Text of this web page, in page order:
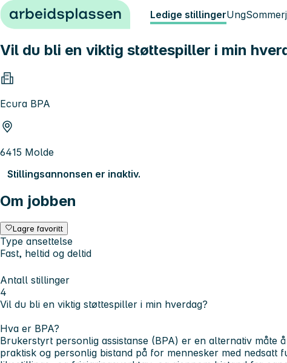
Hopp til innhold Ledige stillingerUng
Vil du bli en viktig støttespiller i min
Ecura BPA
6415 Molde
Stillingsannonsen er inaktiv.
Om jobben
Lagre favoritt
Type ansettelse
Fast, heltid og deltid
Antall stillinger
4
Vil du bli en viktig støttespiller i min hverdag?
Hva er BPA?
Brukerstyrt personlig assistanse (BPA) er en alternativ måte
praktisk og personlig bistand på for mennesker med nedsatt